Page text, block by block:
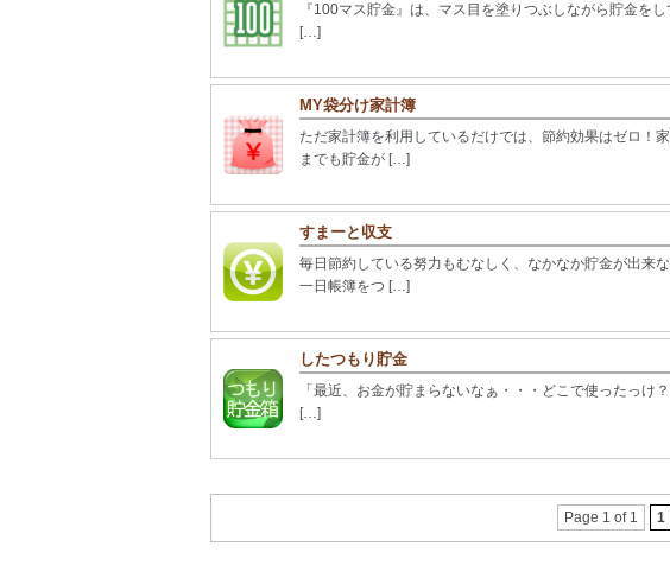
『100マス貯金』は、マス目を塗りつぶしながら貯金を
[…]
MY袋分け家計簿
ただ家計簿を利用しているだけでは、節約効果はゼロ！
までも貯金が […]
すまーと収支
毎日節約している努力もむなしく、なかなか貯金が出来
一日帳簿をつ […]
したつもり貯金
「最近、お金が貯まらないなぁ・・・どこで使ったっ
[…]
Page 1 of 1 1